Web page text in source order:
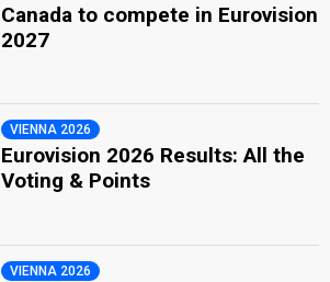
Canada to compete in Eurovision
2027
VIENNA 2026
Eurovision 2026 Results: All the
Voting & Points
VIENNA 2026